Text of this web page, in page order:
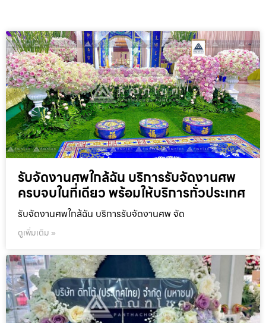
รับจัดงานศพใกล้ฉัน บริการรับจัดงานศพ
ครบจบในที่เดียว พร้อมให้บริการทั่วประเทศ
รับจัดงานศพใกล้ฉัน บริการรับจัดงานศพ จัด
ดูเพิ่มเติม »